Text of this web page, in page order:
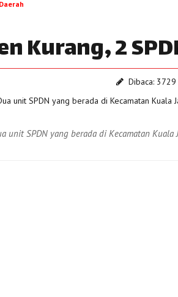
Kurang, 2
Dibaca: 3729
unit SPDN yang berada di Kecamatan